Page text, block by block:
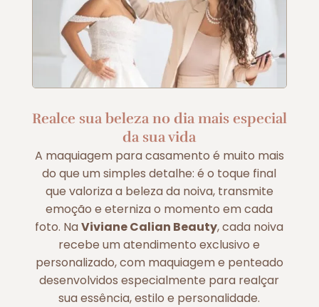
Realce sua beleza no dia mais especial
da sua vida
A maquiagem para casamento é muito mais
do que um simples detalhe: é o toque final
que valoriza a beleza da noiva, transmite
emoção e eterniza o momento em cada
foto. NaViviane Calian Beauty, cada noiva
recebe um atendimento exclusivo e
personalizado, com maquiagem e penteado
desenvolvidos especialmente para realçar
sua essência, estilo e personalidade.